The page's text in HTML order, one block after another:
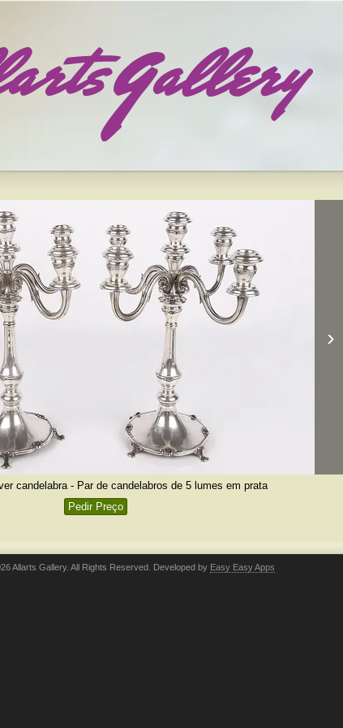
›
candelabra - Par de candelabros de 5 lumes em prata
Pedir Preço
Allarts Gallery. All Rights Reserved. Developed by Easy Easy Apps